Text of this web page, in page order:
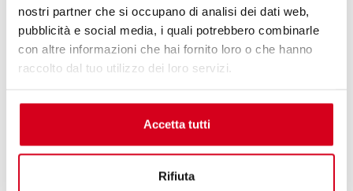
nostri partner che si occupano di analisi dei dati web,
pubblicità e social media, i quali potrebbero combinarle
con altre informazioni che hai fornito loro o che hanno
raccolto dal tuo utilizzo dei loro servizi.
Accetta tutti
Rifiuta
spostamento urbano […]
Leggi